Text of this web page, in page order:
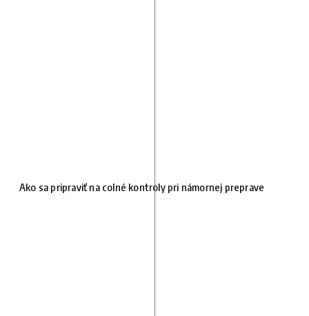
Ako sa pripraviť na colné kontroly pri námornej preprave